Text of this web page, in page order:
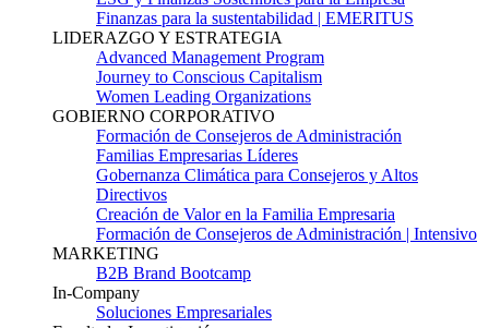
Finanzas para la sustentabilidad | EMERITUS
LIDERAZGO Y ESTRATEGIA
Advanced Management Program
Journey to Conscious Capitalism
Women Leading Organizations
GOBIERNO CORPORATIVO
Formación de Consejeros de Administración
Familias Empresarias Líderes
Gobernanza Climática para Consejeros y Altos
Directivos
Creación de Valor en la Familia Empresaria
Formación de Consejeros de Administración | Intensivo
MARKETING
B2B Brand Bootcamp
In-Company
Soluciones Empresariales